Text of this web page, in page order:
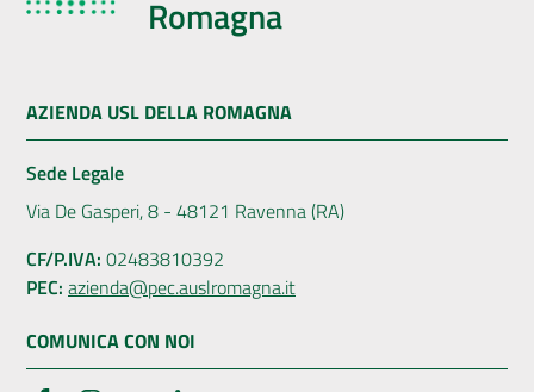
Romagna
AZIENDA USL DELLA ROMAGNA
Sede Legale
Via De Gasperi, 8 - 48121 Ravenna (RA)
CF/P.IVA: 02483810392
PEC: azienda@pec.auslromagna.it
COMUNICA CON NOI